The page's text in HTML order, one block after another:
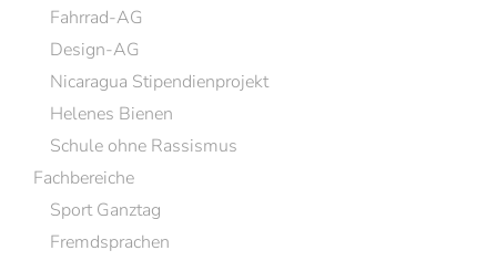
Fahrrad-AG
Design-AG
Nicaragua Stipendienprojekt
Helenes Bienen
Schule ohne Rassismus
Fachbereiche
Sport Ganztag
Fremdsprachen